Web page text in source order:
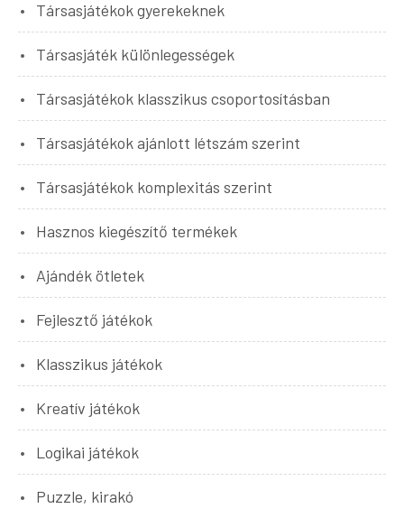
Társasjátékok gyerekeknek
Társasjáték különlegességek
Társasjátékok klasszikus csoportosításban
Társasjátékok ajánlott létszám szerint
Társasjátékok komplexitás szerint
Hasznos kiegészítő termékek
Ajándék ötletek
Fejlesztő játékok
Klasszikus játékok
Kreatív játékok
Logikai játékok
Puzzle, kirakó